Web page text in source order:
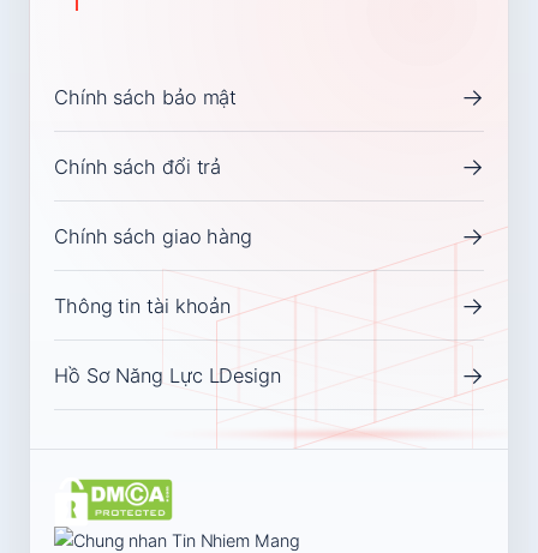
Chính sách bảo mật →
Chính sách đổi trả →
Chính sách giao hàng →
Thông tin tài khoản →
Hồ Sơ Năng Lực LDesign →